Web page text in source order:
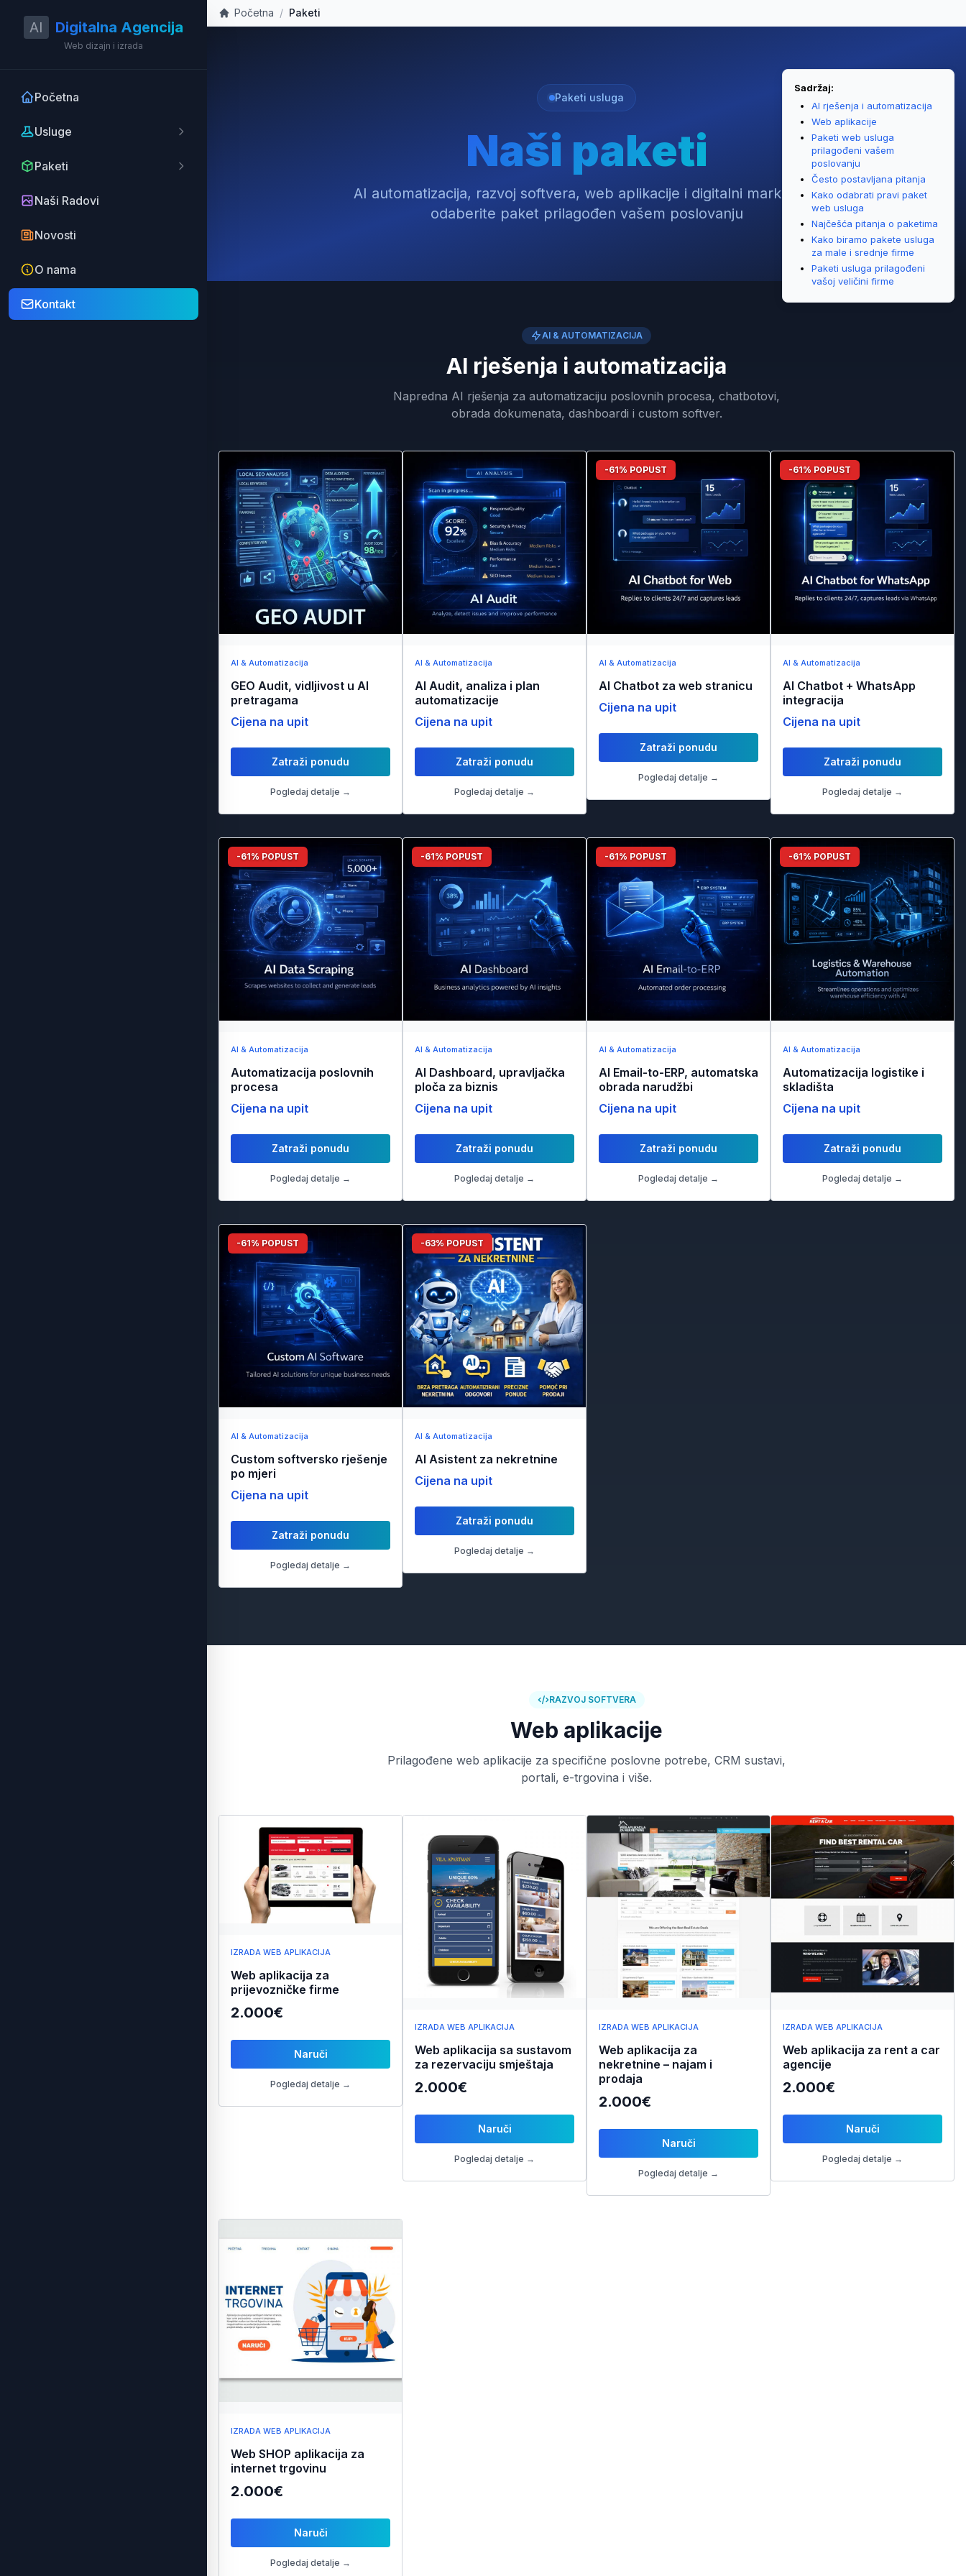
AI Digitalna Agencija
Web dizajn i izrada
Početna
Usluge
Paketi
Naši Radovi
Novosti
O nama
Kontakt
Početna / Paketi
Sadržaj:
AI rješenja i automatizacija
Web aplikacije
Paketi web usluga
prilagođeni vašem
poslovanju
Često postavljana pitanja
Kako odabrati pravi paket
web usluga
Najčešća pitanja o paketima
Kako biramo pakete usluga
za male i srednje firme
Paketi usluga prilagođeni
vašoj veličini firme
Paketi usluga
Naši paketi
AI automatizacija, razvoj softvera, web aplikacije i digitalni marketing,
odaberite paket prilagođen vašem poslovanju
AI & AUTOMATIZACIJA
AI rješenja i automatizacija
Napredna AI rješenja za automatizaciju poslovnih procesa, chatbotovi,
obrada dokumenata, dashboardi i custom softver.
AI & Automatizacija
GEO Audit, vidljivost u AI
pretragama
Cijena na upit
Zatraži ponudu
Pogledaj detalje →
AI & Automatizacija
AI Audit, analiza i plan
automatizacije
Cijena na upit
Zatraži ponudu
Pogledaj detalje →
-61% POPUST
AI & Automatizacija
AI Chatbot za web stranicu
Cijena na upit
Zatraži ponudu
Pogledaj detalje →
-61% POPUST
AI & Automatizacija
AI Chatbot + WhatsApp
integracija
Cijena na upit
Zatraži ponudu
Pogledaj detalje →
-61% POPUST
AI & Automatizacija
Automatizacija poslovnih
procesa
Cijena na upit
Zatraži ponudu
Pogledaj detalje →
-61% POPUST
AI & Automatizacija
AI Dashboard, upravljačka
ploča za biznis
Cijena na upit
Zatraži ponudu
Pogledaj detalje →
-61% POPUST
AI & Automatizacija
AI Email-to-ERP, automatska
obrada narudžbi
Cijena na upit
Zatraži ponudu
Pogledaj detalje →
-61% POPUST
AI & Automatizacija
Automatizacija logistike i
skladišta
Cijena na upit
Zatraži ponudu
Pogledaj detalje →
-61% POPUST
AI & Automatizacija
Custom softversko rješenje
po mjeri
Cijena na upit
Zatraži ponudu
Pogledaj detalje →
-63% POPUST
AI & Automatizacija
AI Asistent za nekretnine
Cijena na upit
Zatraži ponudu
Pogledaj detalje →
RAZVOJ SOFTVERA
Web aplikacije
Prilagođene web aplikacije za specifične poslovne potrebe, CRM sustavi,
portali, e-trgovina i više.
IZRADA WEB APLIKACIJA
Web aplikacija za
prijevozničke firme
2.000€
Naruči
Pogledaj detalje →
IZRADA WEB APLIKACIJA
Web aplikacija sa sustavom
za rezervaciju smještaja
2.000€
Naruči
Pogledaj detalje →
IZRADA WEB APLIKACIJA
Web aplikacija za
nekretnine – najam i
prodaja
2.000€
Naruči
Pogledaj detalje →
IZRADA WEB APLIKACIJA
Web aplikacija za rent a car
agencije
2.000€
Naruči
Pogledaj detalje →
IZRADA WEB APLIKACIJA
Web SHOP aplikacija za
internet trgovinu
2.000€
Naruči
Pogledaj detalje →